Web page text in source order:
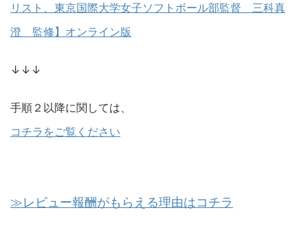
リスト、東京国際大学女子ソフトボール部監督 三科真
澄 監修】オンライン版
↓↓↓
手順２以降に関しては、
コチラをご覧ください
≫レビュー報酬がもらえる理由はコチラ